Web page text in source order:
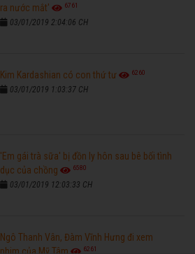
ra nước mắt'
6761
03/01/2019 2:04:06 CH
Kim Kardashian có con thứ tư 6260
03/01/2019 1:03:37 CH
'Em gái trà sữa' bị đồn ly hôn sau bê bối tình
dục của chồng
6580
03/01/2019 12:03:33 CH
Ngô Thanh Vân, Đàm Vĩnh Hưng đi xem
phim của Mỹ Tâm
6261